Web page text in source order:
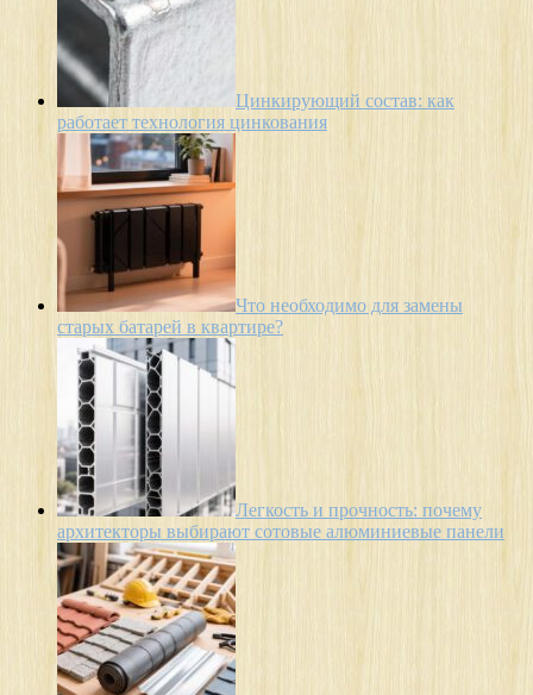
Цинкирующий состав: как
работает технология цинкования
Что необходимо для замены
старых батарей в квартире?
Легкость и прочность: почему
архитекторы выбирают сотовые алюминиевые панели